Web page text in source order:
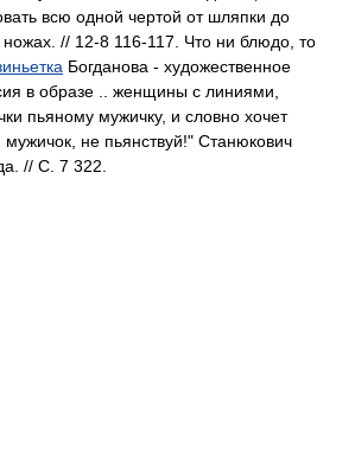
всю одной чертой от шляпки до
// 12-8 116-117. Что ни блюдо, то
Богданова - художественное
в образе .. женщины с линиями,
пьяному мужичку, и словно хочет
мужичок, не пьянствуй!" Станюкович
// С. 7 322.